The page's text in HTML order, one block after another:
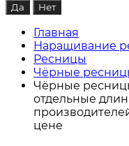
Главная
Наращивание
Ресницы
Чёрные
Чёрные
отдельные
цене